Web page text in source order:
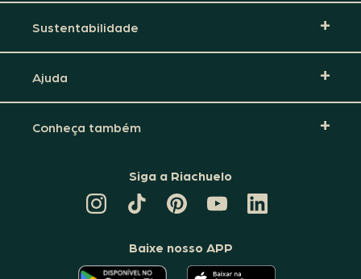
Sustentabilidade
Ajuda
Conheça também
Siga a Riachuelo
TIKTOK
DA
PINTEREST
DA
CANAL
DA
RIACHUELO
LINKEDIN
DA
Baixe nosso APP
O O